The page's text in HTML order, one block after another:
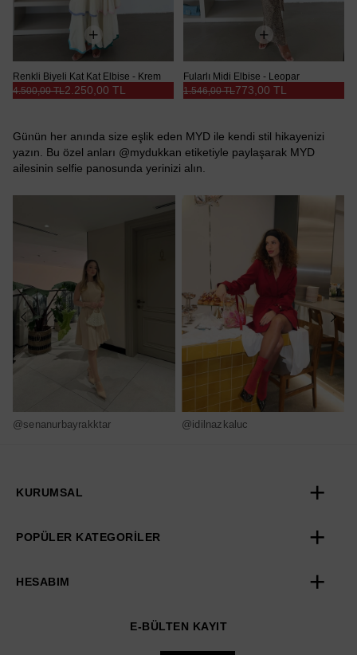
Renkli Biyeli Kat Kat Elbise - Krem
2.250,00 TL
4.500,00 TL
Fularlı Midi Elbise - Leopar
773,00 TL
1.546,00 TL
Günün her anında size eşlik eden MYD ile kendi stil hikayenizi
yazın. Bu özel anları @mydukkan etiketiyle paylaşarak MYD
ailesinin selfie panosunda yerinizi alın.
@senanurbayrakktar @idilnazkaluc
KURUMSAL
POPÜLER KATEGORİLER
HESABIM
E-BÜLTEN KAYIT